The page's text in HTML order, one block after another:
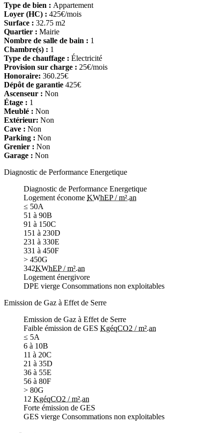
Type de bien : Appartement
Loyer (HC) : 425€/mois
Surface : 32.75 m2
Quartier : Mairie
Nombre de salle de bain : 1
Chambre(s) : 1
Type de chauffage : Électricité
Provision sur charge : 25€/mois
Honoraire: 360.25€
Dépôt de garantie 425€
Ascenseur : Non
Étage : 1
Meublé : Non
Extérieur: Non
Cave : Non
Parking : Non
Grenier : Non
Garage : Non
Diagnostic de Performance Energetique
Diagnostic de Performance Energetique
Logement économe KWhEP / m².an
≤ 50A
51 à 90B
91 à 150C
151 à 230D
231 à 330E
331 à 450F
> 450G
342KWhEP / m².an
Logement énergivore
DPE vierge Consommations non exploitables
Emission de Gaz à Effet de Serre
Emission de Gaz à Effet de Serre
Faible émission de GES KgéqCO2 / m².an
≤ 5A
6 à 10B
11 à 20C
21 à 35D
36 à 55E
56 à 80F
> 80G
12 KgéqCO2 / m².an
Forte émission de GES
GES vierge Consommations non exploitables